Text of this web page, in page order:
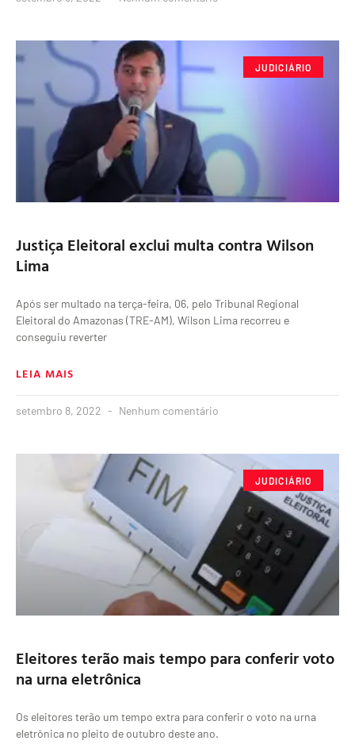
JUDICIÁRIO
Justiça Eleitoral exclui multa contra Wilson
Lima
Após ser multado na terça-feira, 06, pelo Tribunal Regional
Eleitoral do Amazonas (TRE-AM), Wilson Lima recorreu e
conseguiu reverter
LEIA MAIS
setembro 8, 2022 Nenhum comentário
JUDICIÁRIO
Eleitores terão mais tempo para conferir voto
na urna eletrônica
Os eleitores terão um tempo extra para conferir o voto na urna
eletrônica no pleito de outubro deste ano.